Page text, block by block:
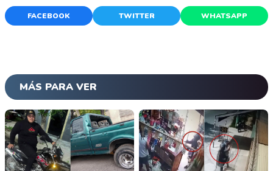
FACEBOOK TWITTER WHATSAPP
MÁS PARA VER